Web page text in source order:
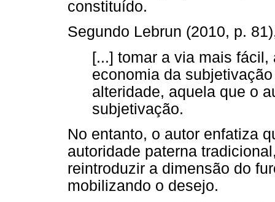
constituído.
Segundo Lebrun (2010, p.
[...] tomar a via mais
economia da
alteridade, aquela que o
subjetivação.
No entanto, o autor enfatiza
autoridade paterna
reintroduzir a dimensão do
mobilizando o desejo.